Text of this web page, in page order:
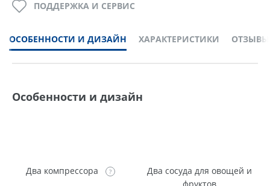
ОСОБЕННОСТИ И ДИЗАЙН ХАРАКТЕРИСТИКИ ОТЗЫВЫ
ПОДДЕРЖКА И СЕРВИС
Особенности и дизайн
Два компрессора
Два сосуда для овощей и